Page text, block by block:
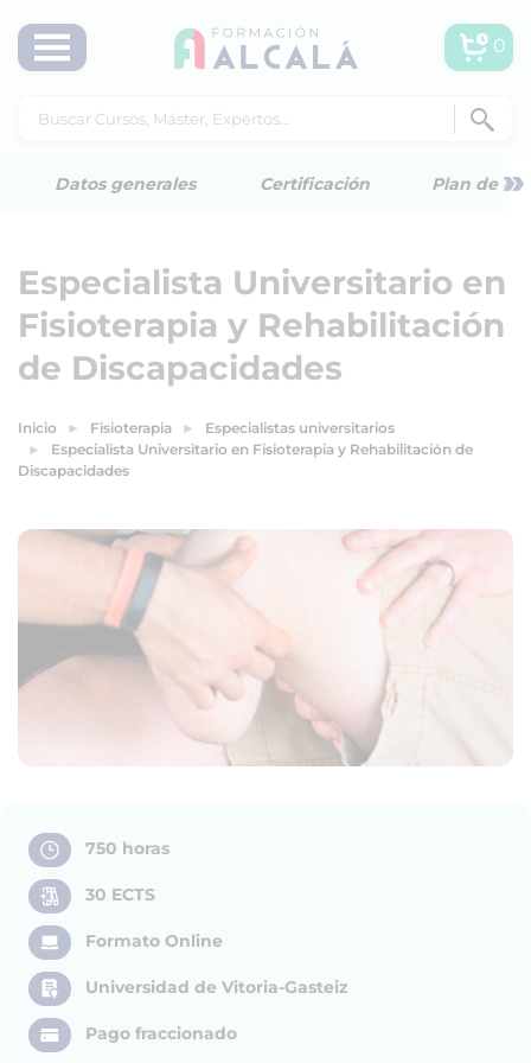
0
Datos generales Certificación Plan de »
Especialista Universitario en
Fisioterapia y Rehabilitación
de Discapacidades
Inicio Fisioterapia
Especialistas universitarios
Especialista Universitario en Fisioterapia y Rehabilitación de
Discapacidades
750 horas
30 ECTS
Formato Online
Universidad de Vitoria-Gasteiz
Pago fraccionado